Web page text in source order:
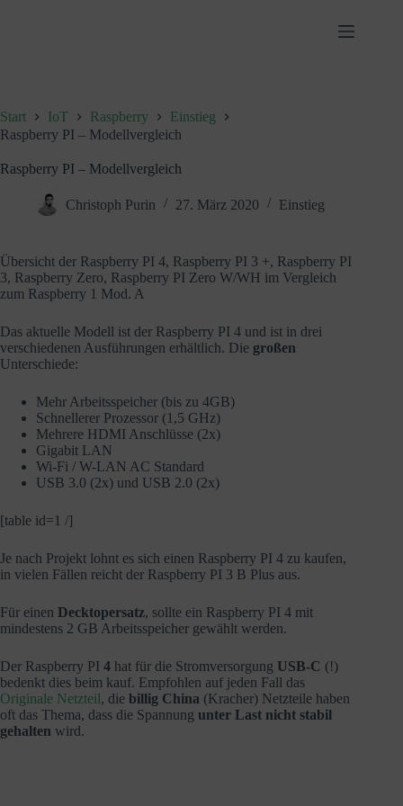
Start IoT Raspberry
Einstieg
Raspberry PI – Modellvergleich
Raspberry PI – Modellvergleich
Christoph Purin 27. März 2020 Einstieg
Übersicht der Raspberry PI 4, Raspberry PI 3 +, Raspberry PI
3, Raspberry Zero, Raspberry PI Zero W/WH im Vergleich
zum Raspberry 1 Mod. A
Das aktuelle Modell ist der Raspberry PI 4 und ist in drei
verschiedenen Ausführungen erhältlich. Die großen
Unterschiede:
Mehr Arbeitsspeicher (bis zu 4GB)
Schnellerer Prozessor (1,5 GHz)
Mehrere HDMI Anschlüsse (2x)
Gigabit LAN
Wi-Fi / W-LAN AC Standard
USB 3.0 (2x) und USB 2.0 (2x)
[table id=1 /]
Je nach Projekt lohnt es sich einen Raspberry PI 4 zu kaufen,
in vielen Fällen reicht der Raspberry PI 3 B Plus aus.
Für einen Decktopersatz, sollte ein Raspberry PI 4 mit
mindestens 2 GB Arbeitsspeicher gewählt werden.
Der Raspberry PI 4 hat für die Stromversorgung USB-C (!)
bedenkt dies beim kauf. Empfohlen auf jeden Fall das
Originale Netzteil, die billig China (Kracher) Netzteile haben
oft das Thema, dass die Spannung unter Last nicht stabil
gehalten wird.